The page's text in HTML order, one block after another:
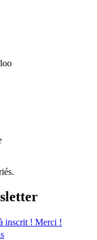
inscrit ! Merci !